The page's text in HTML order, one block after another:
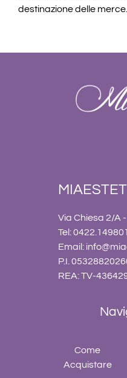
destinazione delle merce.
Via Chiesa 2/A
Tel:
Email:
P.I.
REA: TV-
Come
Acquistare